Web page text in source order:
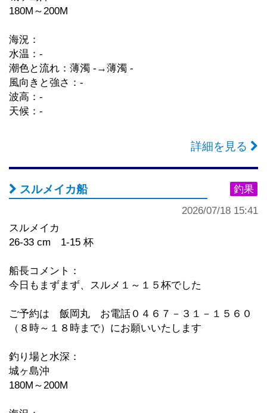
180M～200M
海況：
水温：-
潮色と流れ：薄濁 -→薄濁 -
風向きと強さ：-
波高：-
天候：-
詳細を見る
釣果
スルメイカ船
2026/07/18 15:41
スルメイカ
26-33 cm 1-15 杯
船長コメント：
今日もまずまず、スルメ１～１５杯でした
ご予約は 飯岡丸 お電話０４６７－３１－１５６０
（８時～１８時まで）にお願いいたします
釣り場と水深：
城ヶ島沖
180M～200M